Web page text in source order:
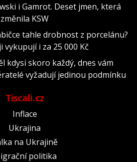
i Gamrot. Deset jmen, která
změnila KSW
tahle drobnost z porcelánu?
vykupují i za 25 000 Kč
kdysi skoro každý, dnes vám
vyžadují jedinou podmínku
Tiscali.cz
Inflace
Ukrajina
na Ukrajině
politika